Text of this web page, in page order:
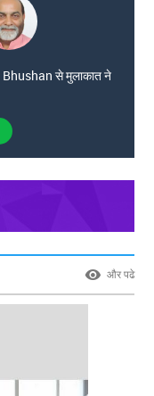
Bhushan से मुलाकात ने
और पढे